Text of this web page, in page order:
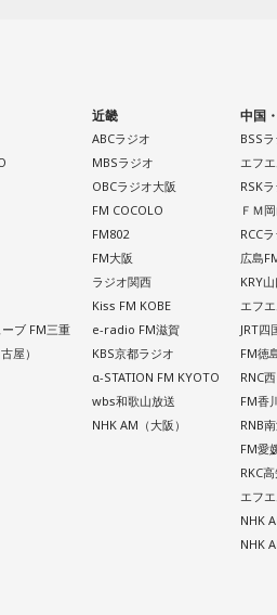
ブ FM三重
屋）
近畿
ABCラジオ
MBSラジオ
OBCラジオ大阪
FM COCOLO
FM802
FM大阪
ラジオ関西
Kiss FM KOBE
e-radio FM滋賀
KBS京都ラジオ
α-STATION FM KYOTO
wbs和歌山放送
NHK AM（大阪）
中国
BSS
エフ
RSK
ＦＭ
RCC
広島
KRY
エフ
JRT四
FM徳
RNC
FM香
RNB
FM愛
RKC
エフ
NHK
NHK